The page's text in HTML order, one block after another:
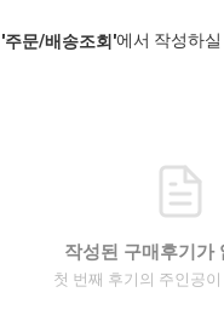
'주문/배송조회'에서 작성하실
작성된 구매후기가
첫 번째 후기의 주인공